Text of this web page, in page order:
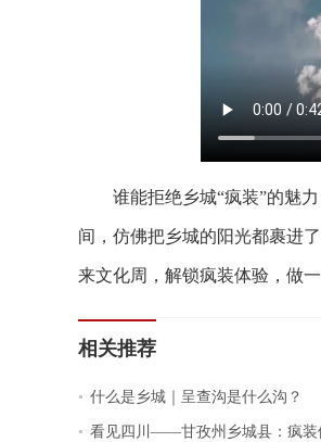
谁能拒绝乡城“疯装”的魅力
间，仿佛把乡城的阳光都裹进
来文化周，解锁疯装体验，做
相关推荐
. 什么是乡城｜呈查沟是什么沟？
. 看见四川——甘孜州乡城县：疯装